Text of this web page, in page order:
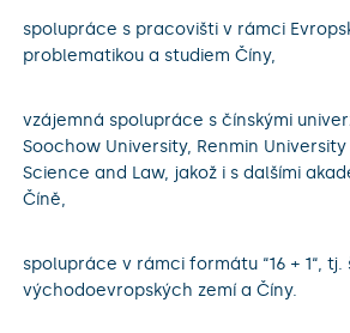
spolupráce s pracovišti v rámci
problematikou a studiem Číny,
vzájemná spolupráce s čínskými
Soochow University, Renmin
Science and Law, jakož i s dalšími
Číně,
spolupráce v rámci formátu “16 + 1“,
východoevropských zemí a Číny.